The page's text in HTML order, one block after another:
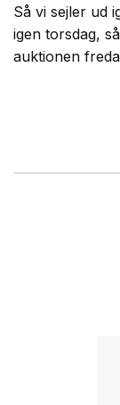
Så vi sejler ud
igen torsdag,
auktionen